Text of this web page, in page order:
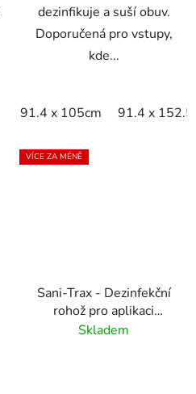
dezinfikuje a suší obuv.
Doporučená pro vstupy,
kde...
91.4 x 105cm 91.4 x
VÍCE ZA MÉNĚ
Sani-Trax - Dezinfekční
rohož pro aplikaci
dezinfekčního roztoku
Skladem